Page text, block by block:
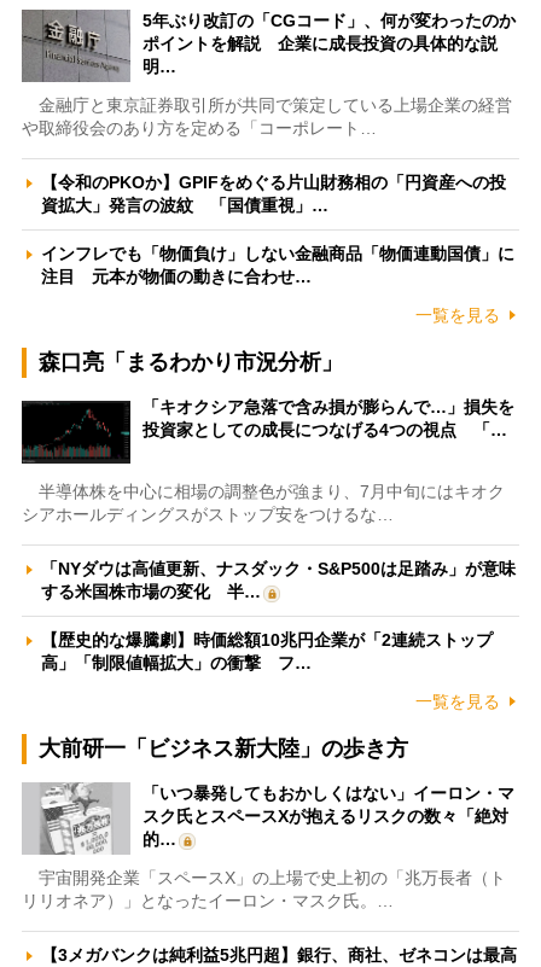
5年ぶり改訂の「CGコード」、何が変わったのか
ポイントを解説 企業に成長投資の具体的な説
明…
金融庁と東京証券取引所が共同で策定している上場企業の経営
や取締役会のあり方を定める「コーポレート…
【令和のPKOか】GPIFをめぐる片山財務相の「円資産への投
資拡大」発言の波紋 「国債重視」…
インフレでも「物価負け」しない金融商品「物価連動国債」に
注目 元本が物価の動きに合わせ…
一覧を見る
森口亮「まるわかり市況分析」
「キオクシア急落で含み損が膨らんで…」損失を
投資家としての成長につなげる4つの視点 「…
半導体株を中心に相場の調整色が強まり、7月中旬にはキオク
シアホールディングスがストップ安をつけるな…
「NYダウは高値更新、ナスダック・S&P500は足踏み」が意味
する米国株市場の変化 半…
【歴史的な爆騰劇】時価総額10兆円企業が「2連続ストップ
高」「制限値幅拡大」の衝撃 フ…
一覧を見る
大前研一「ビジネス新大陸」の歩き方
「いつ暴発してもおかしくはない」イーロン・マ
スク氏とスペースXが抱えるリスクの数々「絶対
的…
宇宙開発企業「スペースX」の上場で史上初の「兆万長者（ト
リリオネア）」となったイーロン・マスク氏。…
【3メガバンクは純利益5兆円超】銀行、商社、ゼネコンは最高